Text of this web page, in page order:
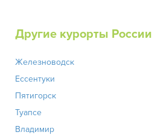
Другие курорты России
Железноводск
Ессентуки
Пятигорск
Туапсе
Владимир